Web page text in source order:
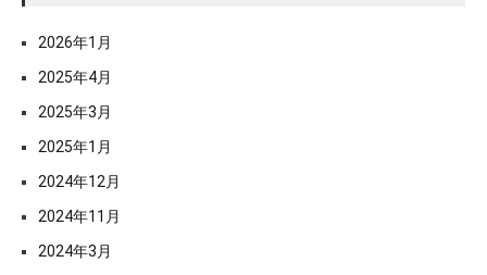
2026年1月
2025年4月
2025年3月
2025年1月
2024年12月
2024年11月
2024年3月